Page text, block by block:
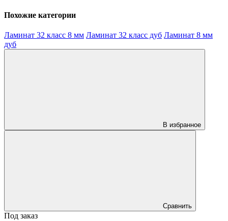
Похожие категории
Ламинат 32 класс 8 мм Ламинат 32 класс дуб Ламинат 8 мм
дуб
В избранное
Сравнить
Под заказ